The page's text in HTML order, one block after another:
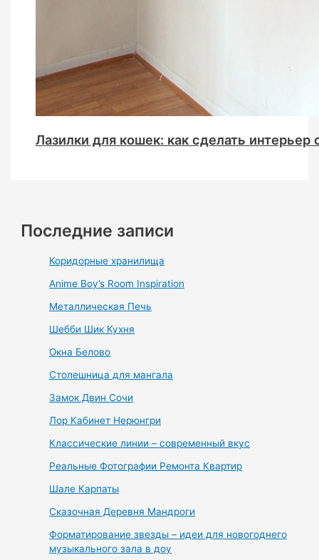
Лазилки для кошек: как сделать
Последние записи
Коридорные хранилища
Anime Boy’s Room Inspiration
Металлическая Печь
Шебби Шик Кухня
Окна Белово
Столешница для мангала
Замок Двин Сочи
Лор Кабинет Нерюнгри
Классические линии – современный вкус
Реальные Фотографии Ремонта Квартир
Шале Карпаты
Сказочная Деревня Мандроги
Форматирование звезды – идеи для новогоднего
музыкального зала в доу